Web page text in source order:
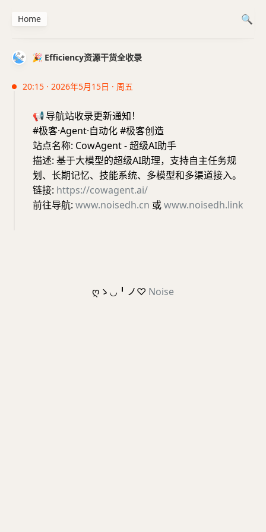
🎉 Efficiency资源干货全收录
20:15 · 2026年5月15日 · 周五
📢导航站收录更新通知！
#极客·Agent·自动化 #极客创造
站点名称: CowAgent - 超级AI助手
描述: 基于大模型的超级AI助理，支持自主任务规
划、长期记忆、技能系统、多模型和多渠道接入。
链接: https://cowagent.ai/
前往导航: www.noisedh.cn 或www.noisedh.link
Home
ღゝ◡╹ノ♡ Noise